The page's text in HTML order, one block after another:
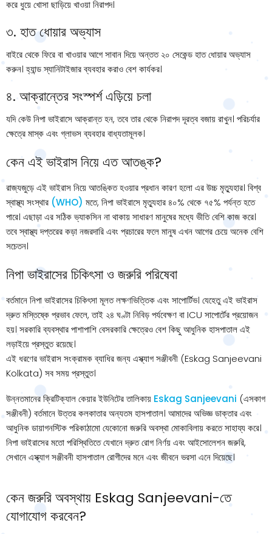
করে ধুয়ে খোসা ছাড়িয়ে খাওয়া নিরাপদ।
৩. হাত ধোয়ার অভ্যাস
বাইরে থেকে ফিরে বা খাওয়ার আগে সাবান দিয়ে অন্তত ২০ সেকেন্ড হাত ধোয়ার অভ্যাস
করুন। হ্যান্ড স্যানিটাইজার ব্যবহার করাও বেশ কার্যকর।
৪. আক্রান্তের সংস্পর্শ এড়িয়ে চলা
যদি কেউ নিপা ভাইরাসে আক্রান্ত হন, তবে তার থেকে নিরাপদ দূরত্ব বজায় রাখুন। পরিচর্যার
ক্ষেত্রে মাস্ক এবং গ্লাভস ব্যবহার বাধ্যতামূলক।
কেন এই ভাইরাস নিয়ে এত আতঙ্ক?
রাজ্যজুড়ে এই ভাইরাস নিয়ে আতঙ্কিত হওয়ার প্রধান কারণ হলো এর উচ্চ মৃত্যুহার। বিশ্ব
স্বাস্থ্য সংস্থার (WHO) মতে, নিপা ভাইরাসে মৃত্যুহার ৪০% থেকে ৭৫% পর্যন্ত হতে
পারে। এছাড়া এর সঠিক ভ্যাকসিন না থাকায় সাধারণ মানুষের মধ্যে ভীতি বেশি কাজ করে।
তবে স্বাস্থ্য দপ্তরের কড়া নজরদারি এবং প্রচারের ফলে মানুষ এখন আগের চেয়ে অনেক বেশি
সচেতন।
নিপা ভাইরাসের চিকিৎসা ও জরুরি পরিষেবা
বর্তমানে নিপা ভাইরাসের চিকিৎসা মূলত লক্ষণভিত্তিক এবং সাপোর্টিভ। যেহেতু এই ভাইরাস
দ্রুত মস্তিষ্কে প্রভাব ফেলে, তাই ২৪ ঘণ্টা নিবিড় পর্যবেক্ষণ বা ICU সাপোর্টের প্রয়োজন
হয়। সরকারি ব্যবস্থার পাশাপাশি বেসরকারি ক্ষেত্রেও বেশ কিছু আধুনিক হাসপাতাল এই
লড়াইয়ে প্রস্তুত রয়েছে।
এই ধরণের ভাইরাস সংক্রামক ব্যাধির জন্য এস্ক্যাগ সঞ্জীবনী (Eskag Sanjeevani
Kolkata) সব সময় প্রস্তুত।
উন্নতমানের ক্রিটিক্যাল কেয়ার ইউনিটের তালিকায় Eskag Sanjeevani (এসকাগ
সঞ্জীবনী) বর্তমানে উত্তর কলকাতার অন্যতম হাসপাতাল। আমাদের অভিজ্ঞ ডাক্তার এবং
আধুনিক ডায়াগনস্টিক পরিকাঠামো যেকোনো জরুরি অবস্থা মোকাবিলায় করতে সাহায্য করে।
নিপা ভাইরাসের মতো পরিস্থিতিতে যেখানে দ্রুত রোগ নির্ণয় এবং আইসোলেশন জরুরি,
সেখানে এস্ক্যাগ সঞ্জীবনী হাসপাতাল রোগীদের মনে এবং জীবনে ভরসা এনে দিয়েছে।
কেন জরুরি অবস্থায় Eskag Sanjeevani-তে
যোগাযোগ করবেন?